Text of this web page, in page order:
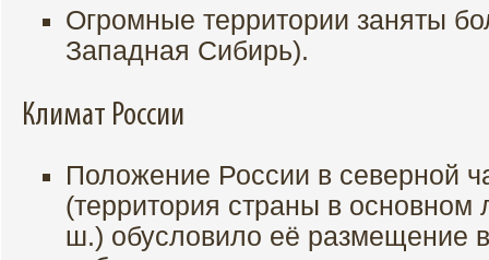
Огромные территории заняты
Западная Сибирь).
Климат России
Положение России в северной
(территория страны в основном
ш.) обусловило её размещение